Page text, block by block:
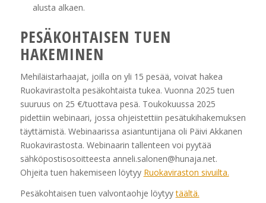
alusta alkaen.
PESÄKOHTAISEN TUEN
HAKEMINEN
Mehiläistarhaajat, joilla on yli 15 pesää, voivat hakea
Ruokavirastolta pesäkohtaista tukea. Vuonna 2025 tuen
suuruus on 25 €/tuottava pesä. Toukokuussa 2025
pidettiin webinaari, jossa ohjeistettiin pesätukihakemuksen
täyttämistä. Webinaarissa asiantuntijana oli Päivi Akkanen
Ruokavirastosta. Webinaarin tallenteen voi pyytää
sähköpostisosoitteesta anneli.salonen@hunaja.net.
Ohjeita tuen hakemiseen löytyy Ruokaviraston sivuilta.
Pesäkohtaisen tuen valvontaohje löytyytäältä.